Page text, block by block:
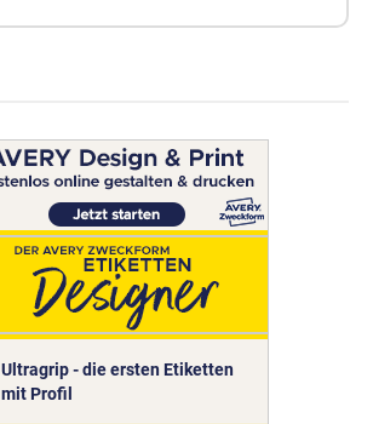
Ultragrip - die ersten Etiketten
mit Profil